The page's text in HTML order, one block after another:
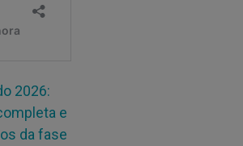
2026:
e
da fase